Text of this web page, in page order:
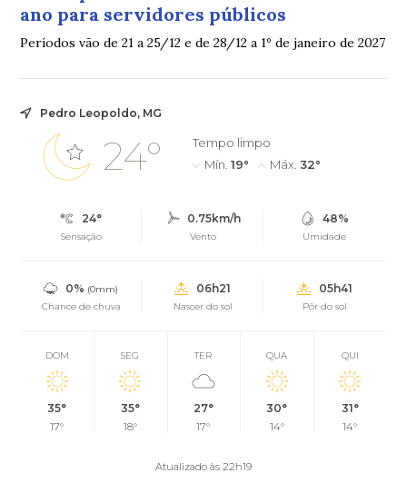
ano para servidores públicos
Períodos vão de 21 a 25/12 e de 28/12 a 1º de janeiro de 2027
Pedro Leopoldo, MG
24°
Tempo limpo
Mín. 19° Máx. 32°
24°
Sensação
0.75km/h
Vento
48%
Umidade
0% (0mm)
Chance de chuva
06h21
Nascer do sol
05h41
Pôr do sol
DOM
35°
17°
SEG
35°
18°
TER
27°
17°
QUA
30°
14°
QUI
31°
14°
Atualizado às 22h19